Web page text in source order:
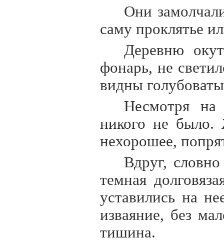
Они
саму проклятье
Деревню
фонарь, не
видны
Несмотря
никого не было.
нехорошее,
Вдруг,
темная
уставились на
изваяние, без
тишина.